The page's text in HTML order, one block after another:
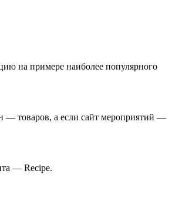
на примере наиболее популярного
— товаров, а если сайт мероприятий —
— Recipe.